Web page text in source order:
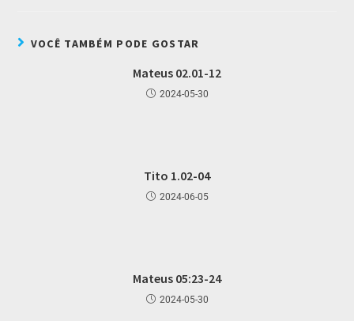
VOCÊ TAMBÉM PODE GOSTAR
Mateus 02.01-12
2024-05-30
Tito 1.02-04
2024-06-05
Mateus 05:23-24
2024-05-30